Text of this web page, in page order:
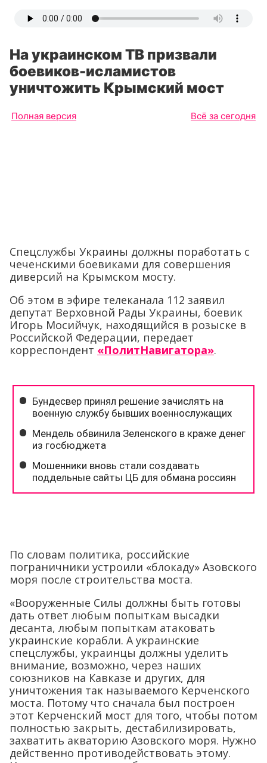
На украинском ТВ призвали
боевиков-исламистов
уничтожить Крымский мост
Полная версия Всё за сегодня
Спецслужбы Украины должны поработать с
чеченскими боевиками для совершения
диверсий на Крымском мосту.
Об этом в эфире телеканала 112 заявил
депутат Верховной Рады Украины, боевик
Игорь Мосийчук, находящийся в розыске в
Российской Федерации, передает
корреспондент «ПолитНавигатора».
По словам политика, российские
пограничники устроили «блокаду» Азовского
моря после строительства моста.
«Вооруженные Силы должны быть готовы
дать ответ любым попыткам высадки
десанта, любым попыткам атаковать
украинские корабли. А украинские
спецслужбы, украинцы должны уделить
внимание, возможно, через наших
союзников на Кавказе и других, для
уничтожения так называемого Керченского
моста. Потому что сначала был построен
этот Керченский мост для того, чтобы потом
полностью закрыть, дестабилизировать,
захватить акваторию Азовского моря. Нужно
действенно противодействовать этому.